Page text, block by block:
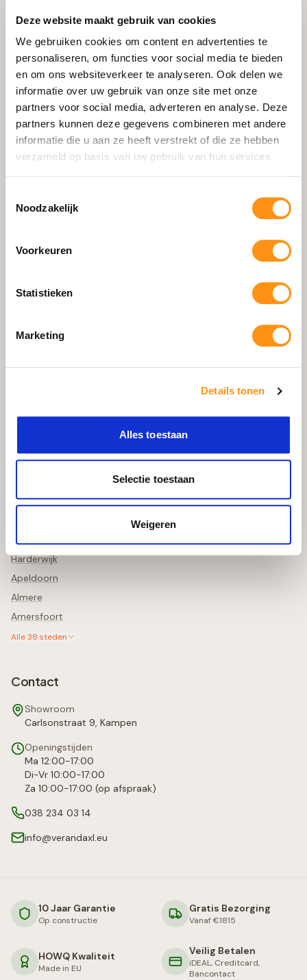
Deze website maakt gebruik van cookies
We gebruiken cookies om content en advertenties te
personaliseren, om functies voor social media te bieden
en om ons websiteverkeer te analyseren. Ook delen we
informatie over uw gebruik van onze site met onze
partners voor social media, adverteren en analyse. Deze
partners kunnen deze gegevens combineren met andere
informatie die u aan ze heeft verstrekt of die ze hebben
verzameld op basis van uw gebruik van hun services.
Noodzakelijk
Voorkeuren
Statistieken
Marketing
Details tonen
Alles toestaan
Selectie toestaan
Weigeren
Glazen Schuifwanden
Schuifpui
Zipscreens
Aluminium Zijwanden
Accessoires
Losse Onderdelen
Waarom HOWQ
Montage Handleiding
Bekijk in uw Tuin
Steden in de buurt
Deventer
Meppel
Harderwijk
Apeldoorn
Almere
Amersfoort
Alle38 steden
Contact
Showroom
Carlsonstraat 9, Kampen
Openingstijden
Ma 12:00-17:00
Di-Vr 10:00-17:00
Za 10:00-17:00 (op afspraak)
038 234 03 14
info@verandaxl.eu
10 Jaar Garantie
Op constructie
Gratis Bezorging
Vanaf €1815
HOWQ Kwaliteit
Made in EU
Veilig Betalen
iDEAL, Creditcard,
Bancontact